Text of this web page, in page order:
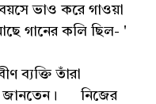
ভাও করে গাওয়া
গানের কলি ছিল- '
ব্যক্তি তাঁরা
জানতেন। নিজের